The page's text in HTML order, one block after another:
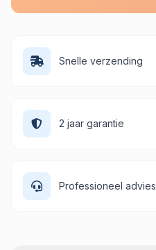
Snelle verzending
2 jaar garantie
Professioneel advies